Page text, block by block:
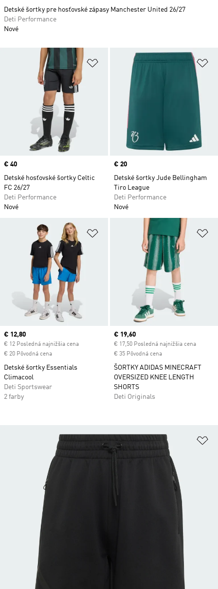
Pridať do zoznamu želaných
Price
€ 40
Detské hosťovské šortky Celtic
FC 26/27
Deti Performance
Nové
Price
€ 20
Detské šortky Jude Bellingham
Tiro League
Deti Performance
Nové
Pridať do zoznamu želaných
Current price
€ 12,80
€ 12 Posledná najnižšia cena
€ 20 Pôvodná cena
Detské šortky Essentials
Climacool
Deti Sportswear
2 farby
Current price
€ 19,60
€ 17,50 Posledná najnižšia cena
€ 35 Pôvodná cena
ŠORTKY ADIDAS MINECRAFT
OVERSIZED KNEE LENGTH
SHORTS
Deti Originals
Detské šortky pre hosťovské zápasy Manchester United 26/27
Deti Performance
Nové